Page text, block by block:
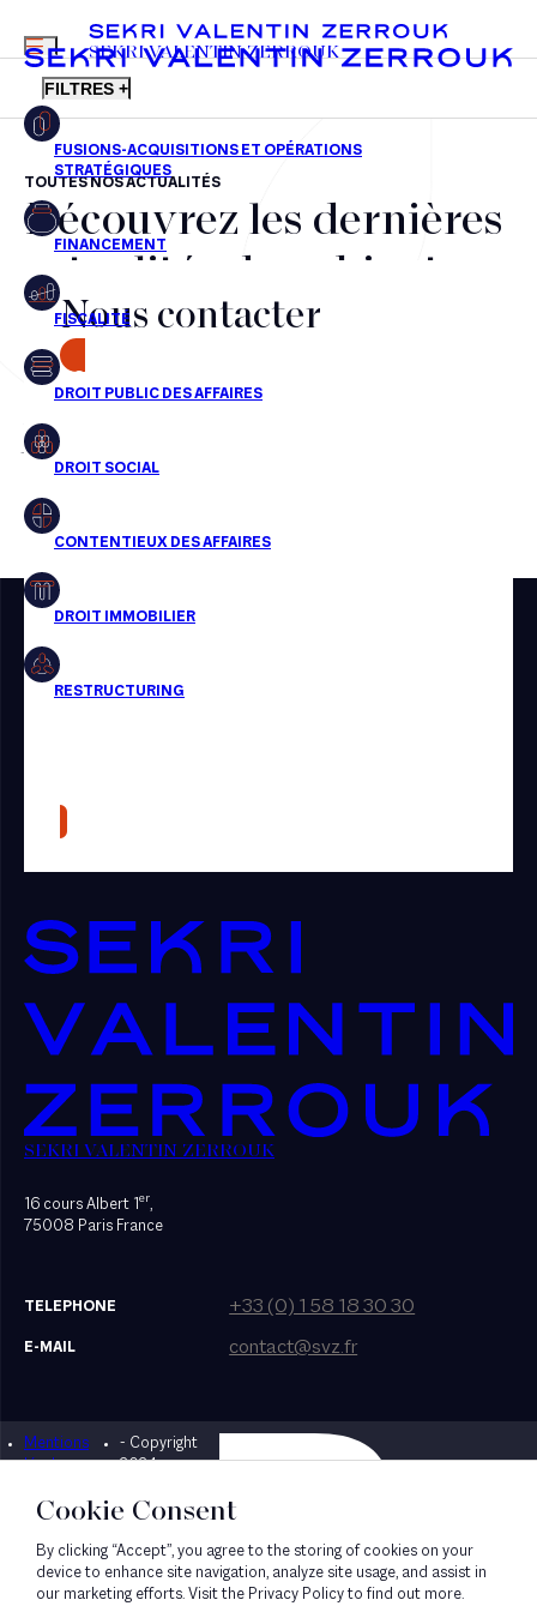
FR EN
MENU
SEKRI VALENTIN ZERROUK
FILTRES +
Fusions-acquisitions et opérations stratégiques
Financement
Fiscalité
Droit public des affaires
Droit social
Droit immobilier
Restructuring
Presse
TOUTES NOS ACTUALITÉS
Découvrez les dernières
actualités du cabinet,
nos récompenses et nos
transactions, jour après
jour
Aucun résultats pour cette recherche
Nous contacter
SEKRI VALENTIN ZERROUK
16 cours Albert 1er,
75008 Paris France
TELEPHONE +33 (0) 1 58 18 30 30
E-MAIL contact@svz.fr
Mentions
légales
- Copyright
2024
Designed by Bonhomme
Cookie Consent
By clicking “Accept”, you agree to the storing of cookies on your
device to enhance site navigation, analyze site usage, and assist in
our marketing efforts. Visit the Privacy Policy to find out more.